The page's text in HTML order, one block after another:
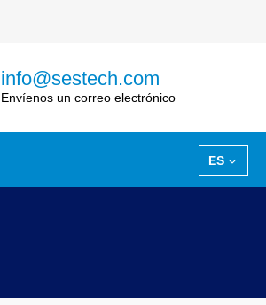
info@sestech.com
Envíenos un correo electrónico
ES